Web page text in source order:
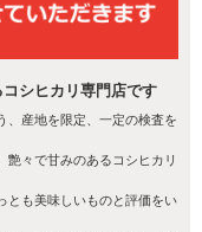
シヒカリ専門店です
、産地を限定、一定の検査を
艶々で甘みのあるコシヒカリ
とも美味しいものと評価をい